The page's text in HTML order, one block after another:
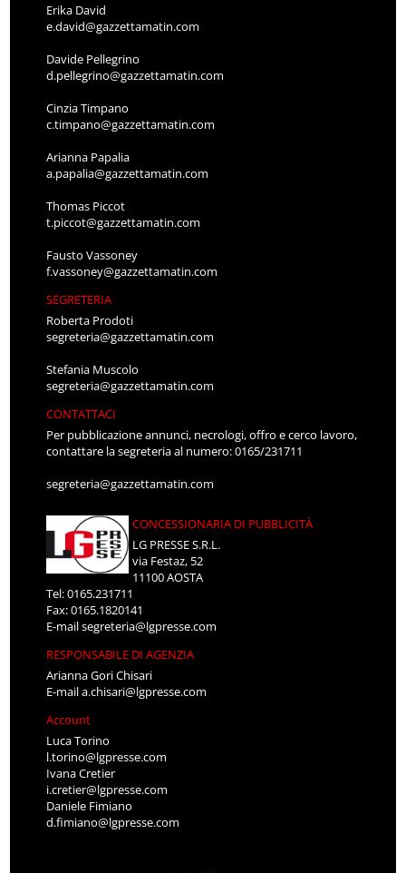
Erika David
e.david@gazzettamatin.com
Davide Pellegrino
d.pellegrino@gazzettamatin.com
Cinzia Timpano
c.timpano@gazzettamatin.com
Arianna Papalia
a.papalia@gazzettamatin.com
Thomas Piccot
t.piccot@gazzettamatin.com
Fausto Vassoney
f.vassoney@gazzettamatin.com
SEGRETERIA
Roberta Prodoti
segreteria@gazzettamatin.com
Stefania Muscolo
segreteria@gazzettamatin.com
CONTATTACI
Per pubblicazione annunci, necrologi, offro e cerco lavoro,
contattare la segreteria al numero: 0165/231711
segreteria@gazzettamatin.com
CONCESSIONARIA DI PUBBLICITÀ
LG PRESSE S.R.L.
via Festaz, 52
11100 AOSTA
Tel: 0165.231711
Fax: 0165.1820141
E-mailsegreteria@lgpresse.com
RESPONSABILE DI AGENZIA
Arianna Gori Chisari
E-maila.chisari@lgpresse.com
Account
Luca Torino
l.torino@lgpresse.com
Ivana Cretier
i.cretier@lgpresse.com
Daniele Fimiano
d.fimiano@lgpresse.com